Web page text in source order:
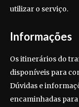
utilizar o serviço.
Informações
Os itinerários do
disponíveis para
Dúvidas e
encaminhadas